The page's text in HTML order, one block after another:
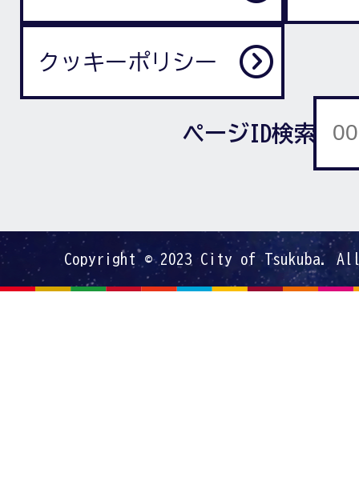
クッキーポリシー
ページID検索
Copyright © 2023 City of Tsukuba.